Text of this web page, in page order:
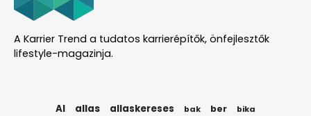
A Karrier Trend a tudatos karrierépítők, önfejlesztők
lifestyle-magazinja.
AI allas allaskereses bak ber bika